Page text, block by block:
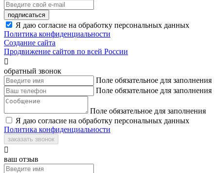
подписаться
Я даю согласие на обработку персональных данных
Политика конфиденциальности
Создание сайта
Продвижение сайтов по всей России

обратный звонок
Поле обязательное для заполнения
Поле обязательное для заполнения
Поле обязательное для заполнения
Я даю согласие на обработку персональных данных
Политика конфиденциальности
заказать звонок

ваш отзыв